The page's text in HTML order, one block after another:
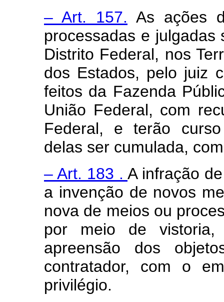
– Art. 157. As ações
processadas e
Distrito Federal, nos
dos Estados, pelo juiz
feitos da Fazenda
União Federal, com
Federal, e terão
delas ser cumulada,
– Art. 183 . A infração
a invenção de novos
nova de meios ou
por meio de
apreensão dos
contratador, com o
privilégio.